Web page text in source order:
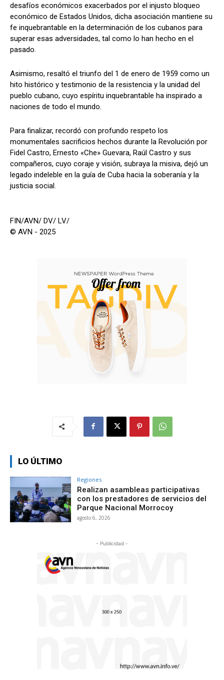
desafíos económicos exacerbados por el injusto bloqueo
económico de Estados Unidos, dicha asociación mantiene su
fe inquebrantable en la determinación de los cubanos para
superar esas adversidades, tal como lo han hecho en el
pasado.
Asimismo, resaltó el triunfo del 1 de enero de 1959 como un
hito histórico y testimonio de la resistencia y la unidad del
pueblo cubano, cuyo espíritu inquebrantable ha inspirado a
naciones de todo el mundo.
Para finalizar, recordó con profundo respeto los
monumentales sacrificios hechos durante la Revolución por
Fidel Castro, Ernesto «Che» Guevara, Raúl Castro y sus
compañeros, cuyo coraje y visión, subraya la misiva, dejó un
legado indeleble en la guía de Cuba hacia la soberanía y la
justicia social.
FIN/AVN/ DV/ LV/
© AVN - 2025
LO ÚLTIMO
Regiones
Realizan asambleas participativas
con los prestadores de servicios del
Parque Nacional Morrocoy
agosto 6, 2026
- Publicidad -